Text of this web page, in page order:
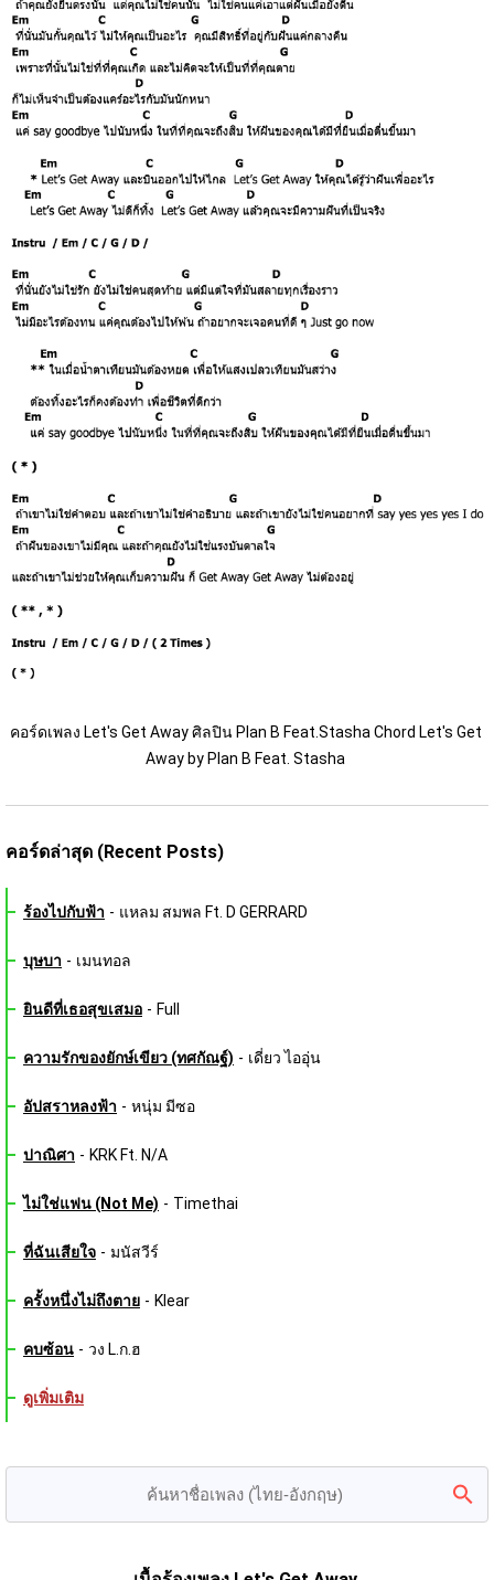
คอร์ดเพลง Let's Get Away ศิลปิน Plan B Feat.Stasha Chord Let's Get
Away by Plan B Feat. Stasha
คอร์ดล่าสุด (Recent Posts)
ร้องไปกับฟ้า - แหลม สมพล Ft. D GERRARD
บุษบา - เมนทอล
ยินดีที่เธอสุขเสมอ - Full
ความรักของยักษ์เขียว (ทศกัณฐ์) - เดี่ยว ไออุ่น
อัปสราหลงฟ้า - หนุ่ม มีซอ
ปาณิศา - KRK Ft. N/A
ไม่ใช่แฟน (Not Me) - Timethai
ที่ฉันเสียใจ - มนัสวีร์
ครั้งหนึ่งไม่ถึงตาย - Klear
คบซ้อน - วง L.ก.ฮ
ดูเพิ่มเติม